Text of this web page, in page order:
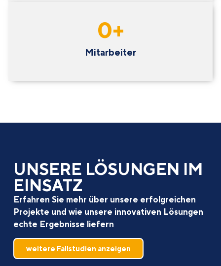
Mitarbeiter
0+
UNSERE LÖSUNGEN IM
EINSATZ
Erfahren Sie mehr über unsere erfolgreichen
Projekte und wie unsere innovativen Lösungen
echte Ergebnisse liefern
weitere Fallstudien anzeigen